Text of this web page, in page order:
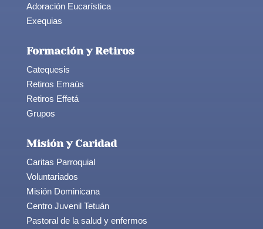
Adoración Eucarística
Exequias
Formación y Retiros
Catequesis
Retiros Emaús
Retiros Effetá
Grupos
Misión y Caridad
Caritas Parroquial
Voluntariados
Misión Dominicana
Centro Juvenil Tetuán
Pastoral de la salud y enfermos